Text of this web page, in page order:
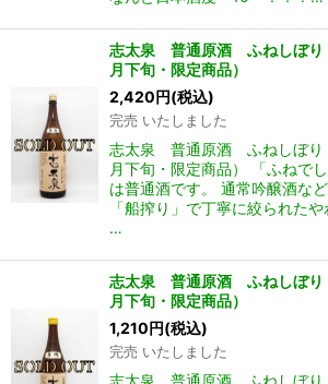
志太泉 普通原酒 ふねし
月下旬・限定商品）
2,420円(税込)
完売 いたしました
志太泉 普通原酒 ふねし
月下旬・限定商品） 「ふねで
は普通酒です。 通常吟醸酒など
「船搾り」で丁寧に絞られたや
…
志太泉 普通原酒 ふねし
月下旬・限定商品）
1,210円(税込)
完売 いたしました